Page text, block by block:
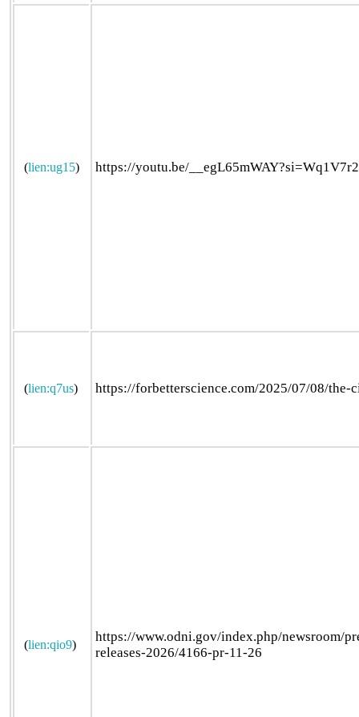
(lien:ug15) https://youtu.be/
(lien:q7us) https://forbetterscience.com/2025/07/08/the-
(lien:qio9)
https://www.odni.gov/index.php/newsroom/
releases-2026/4166-pr-11-26